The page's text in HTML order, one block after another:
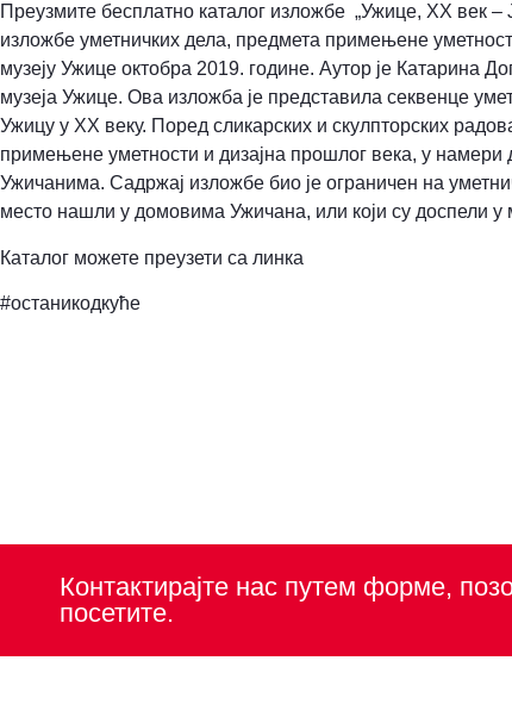
Преузмите бесплатно каталог изложбе „Ужице, ХХ век –
изложбе уметничких дела, предмета примењене
музеју Ужице октобра 2019. године. Аутор је Катарина
музеја Ужице. Ова изложба је представила секвенце
Ужицу у ХХ веку. Поред сликарских и скулпторских
примењене уметности и дизајна прошлог века, у намери
Ужичанима. Садржај изложбе био је ограничен на
место нашли у домовима Ужичана, или који су доспели у
Каталог можете преузети са линка
#останикодкуће
Контактирајте нас путем форме,
посетите.